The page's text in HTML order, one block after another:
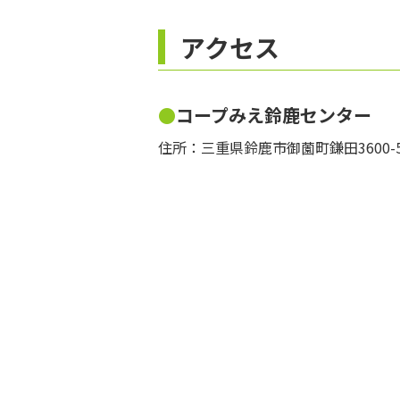
アクセス
コープみえ鈴鹿センター
住所：三重県鈴鹿市御薗町鎌田3600-